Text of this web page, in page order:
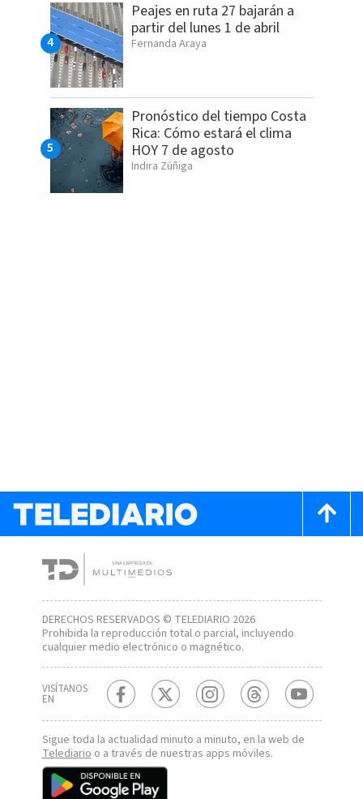
Peajes en ruta 27 bajarán a
partir del lunes 1 de abril
Fernanda Araya
Pronóstico del tiempo Costa
Rica: Cómo estará el clima
HOY 7 de agosto
Indira Zúñiga
DERECHOS RESERVADOS © TELEDIARIO 2026
Prohibida la reproducción total o parcial, incluyendo
cualquier medio electrónico o magnético.
VISÍTANOS
EN
Sigue toda la actualidad minuto a minuto, en la web de
Telediarioo a través de nuestras apps móviles.